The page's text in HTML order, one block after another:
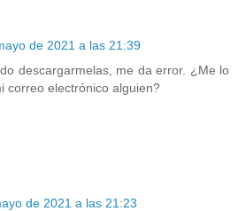
de 2021 a las 21:39
descargarmelas, me da error. ¿Me lo
correo electrónico alguien?
de 2021 a las 21:23